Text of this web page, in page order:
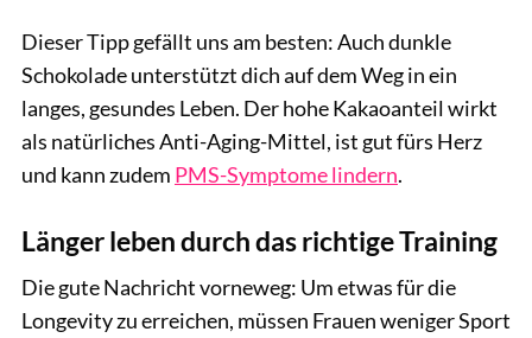
Dieser Tipp gefällt uns am besten: Auch dunkle
Schokolade unterstützt dich auf dem Weg in ein
langes, gesundes Leben. Der hohe Kakaoanteil wirkt
als natürliches Anti-Aging-Mittel, ist gut fürs Herz
und kann zudem PMS-Symptome lindern.
Länger leben durch das richtige Training
Die gute Nachricht vorneweg: Um etwas für die
Longevity zu erreichen, müssen Frauen weniger Sport